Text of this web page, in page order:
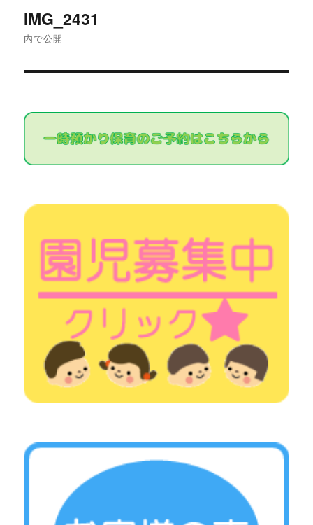
稿
ゲ
ョ
ン
IMG_2431
内で公開